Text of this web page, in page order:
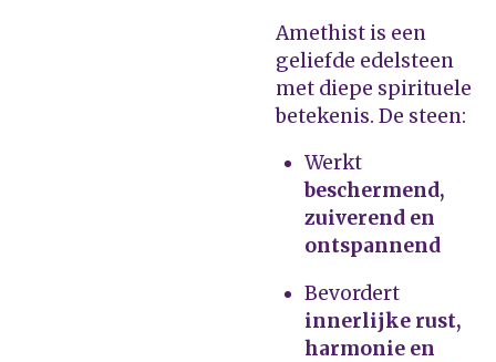
Amethist is een
geliefde edelsteen
met diepe spirituele
betekenis. De steen:
Werkt
beschermend,
zuiverend en
ontspannend
Bevordert
innerlijke rust,
harmonie en